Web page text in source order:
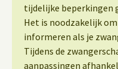
tijdelijke beperkingen
Het is noodzakelijk
informeren als je
Tijdens de
aanpassingen